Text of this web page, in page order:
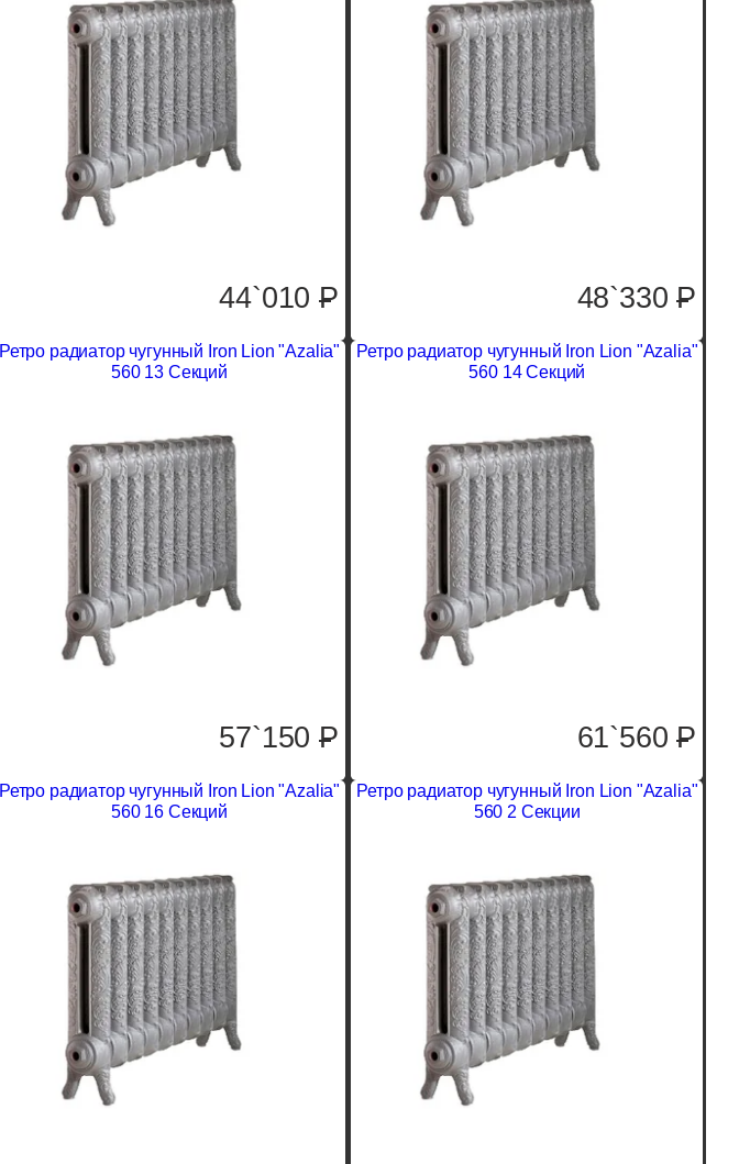
44`010P 48`330P
Ретро радиатор чугунный Iron Lion "Azalia"
560 13 Секций
57`150P
Ретро радиатор чугунный Iron Lion "Azalia"
560 14 Секций
61`560P
Ретро радиатор чугунный Iron Lion "Azalia"
560 16 Секций
Ретро радиатор чугунный Iron Lion "Azalia"
560 2 Секции